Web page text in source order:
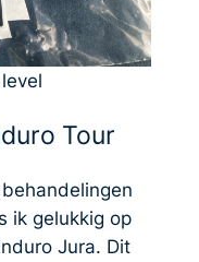
Tour
ik gelukkig op
Jura. Dit